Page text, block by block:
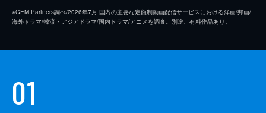
※GEM Partners調べ/2026年7⽉ 国内の主要な定額制動画配信サービスにおける洋画/邦画/
海外ドラマ/韓流・アジアドラマ/国内ドラマ/アニメを調査。別途、有料作品あり。
01